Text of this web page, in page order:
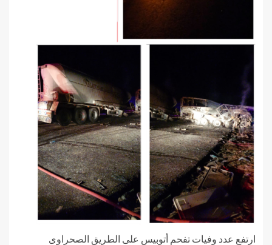
ارتفع عدد وفيات تفحم أتوبيس على الطريق الصحراوى